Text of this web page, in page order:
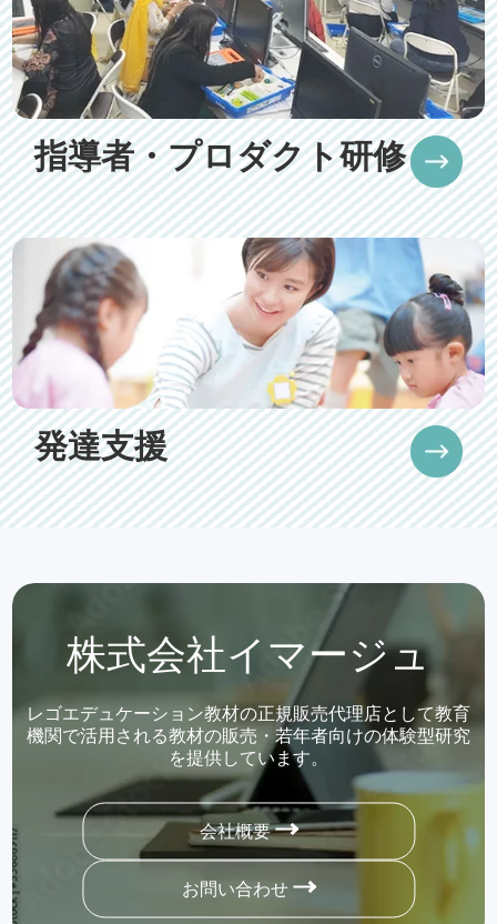
指導者・プロダクト研修
発達支援
株式会社イマージュ
レゴエデュケーション教材の正規販売代理店として教育
機関で活用される教材の販売・若年者向けの体験型研究
を提供しています。
会社概要
お問い合わせ